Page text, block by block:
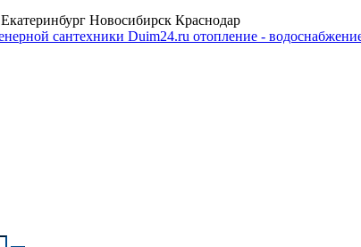
Екатеринбург Новосибирск Краснодар
отопление -